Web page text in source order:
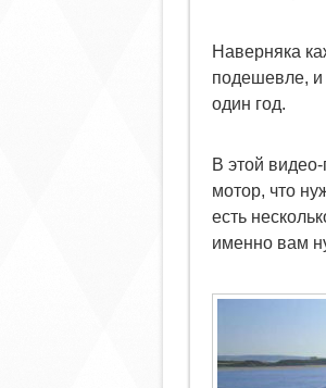
Наверняка
подешевле,
один год.
В этой
мотор, что
есть
именно вам